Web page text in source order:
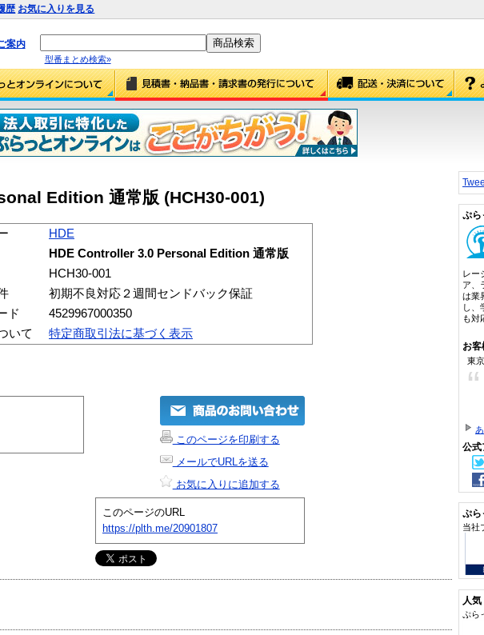
歴 お気に入りを見る
案内
型番まとめ検索»
Edition 通常版 (HCH30-001)
HDE
HDE Controller 3.0 Personal Edition 通常版
HCH30-001
初期不良対応２週間センドバック保証
ド
4529967000350
いて
特定商取引法に基づく表示
このページを印刷する
メールでURLを送る
お気に入りに追加する
このページのURL
https://plth.me/20901807
ぷら
レー
ア、
は業
し、
も対
お
東
“
公式
ぷら
当社
人
ぷら